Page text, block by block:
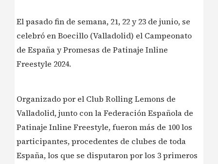
El pasado fin de semana, 21, 22 y 23 de junio, se
celebró en Boecillo (Valladolid) el Campeonato
de España y Promesas de Patinaje Inline
Freestyle 2024.
Organizado por el Club Rolling Lemons de
Valladolid, junto con la Federación Española de
Patinaje Inline Freestyle, fueron más de 100 los
participantes, procedentes de clubes de toda
España, los que se disputaron por los 3 primeros